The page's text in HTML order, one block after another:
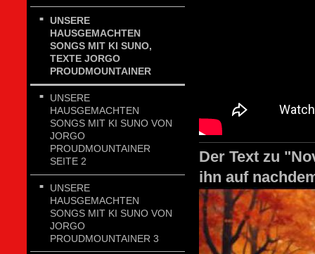
UNSERE
HAUSGEMACHTEN
SONGS MIT KI SUNO,
TEXTE JORGO
PROUDMOUNTAINER
UNSERE
HAUSGEMACHTEN
SONGS MIT KI SUNO VON
JORGO
PROUDMOUNTAINER
SEITE 2
UNSERE
HAUSGEMACHTEN
SONGS MIT KI SUNO VON
JORGO
PROUDMOUNTAINER 3
Der Text zu
ihn auf